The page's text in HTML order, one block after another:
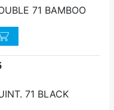
71 BAMBOO
quantité
quantité
71 BLACK